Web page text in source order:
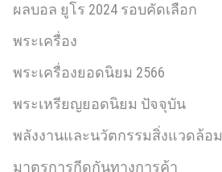
ผลบอล ยูโร 2024 รอบคัดเลือก
พระเครื่อง
พระเครื่องยอดนิยม 2566
พระเหรียญยอดนิยม ปัจจุบัน
พลังงานและนวัตกรรมสิ่งแวดล้อม
มาตรการกีดกันทางการค้า